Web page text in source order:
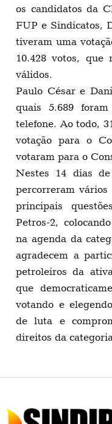
os candidatos da
FUP e Sindicatos,
tiveram uma
10.428 votos, que
válidos.
Paulo César e
quais 5.689
telefone. Ao todo,
votação para o
votaram para o
Nestes 14 dias
percorreram vários
principais
Petros-2,
na agenda da
agradecem a
petroleiros da
que
votando e
de luta e
direitos da